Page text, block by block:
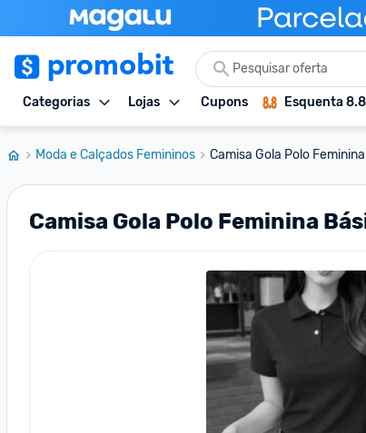
Categorias Lojas Cupons Esquenta 8.8
Moda e Calçados Femininos Camisa Gola Polo
Camisa Gola Polo Feminina